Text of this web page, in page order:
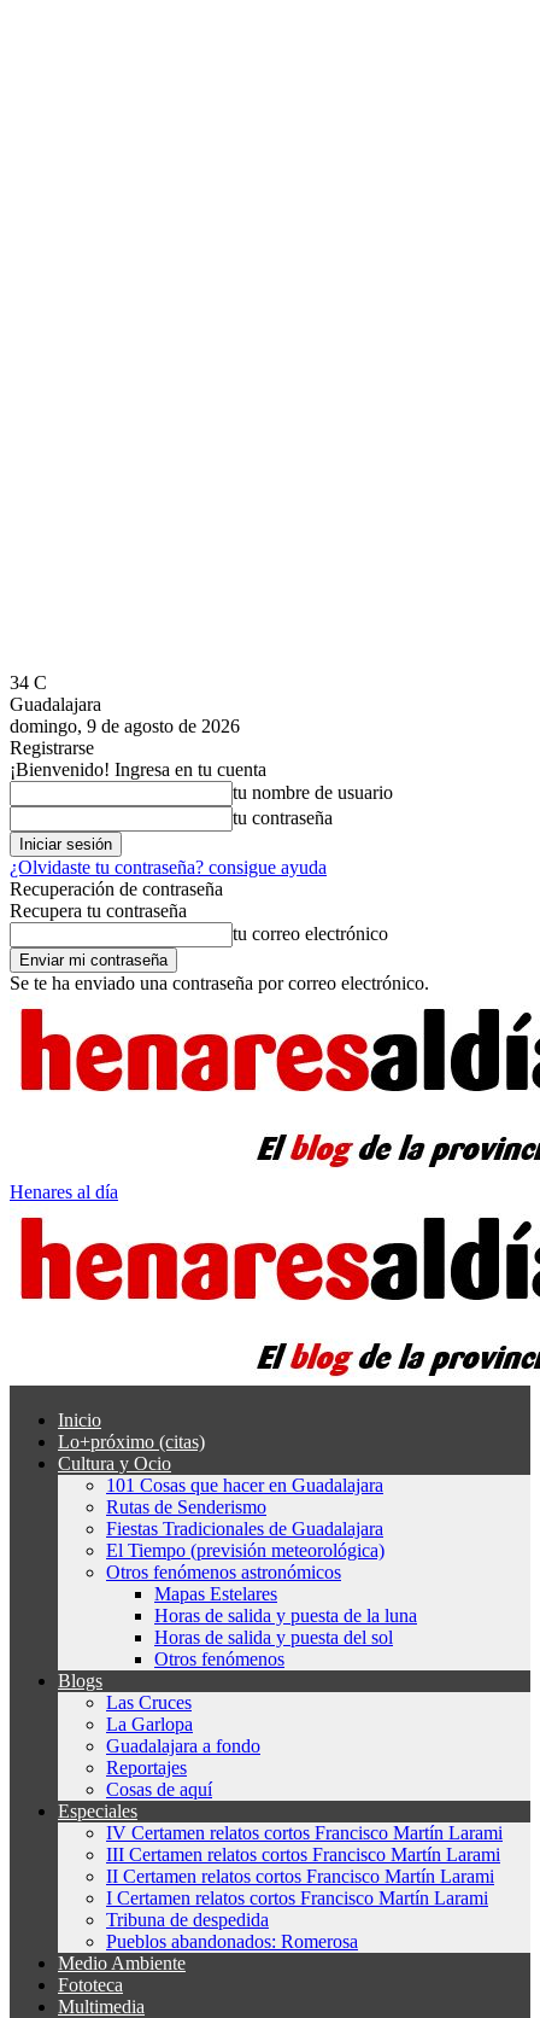
34 C
Guadalajara
domingo, 9 de agosto de 2026
Registrarse
¡Bienvenido! Ingresa en tu cuenta
tu nombre de usuario
tu contraseña
¿Olvidaste tu contraseña? consigue ayuda
Recuperación de contraseña
Recupera tu contraseña
tu correo electrónico
Se te ha enviado una contraseña por correo electrónico.
Henares al día
Inicio
Lo+próximo (citas)
Cultura y Ocio
101 Cosas que hacer en Guadalajara
Rutas de Senderismo
Fiestas Tradicionales de Guadalajara
El Tiempo (previsión meteorológica)
Otros fenómenos astronómicos
Mapas Estelares
Horas de salida y puesta de la luna
Horas de salida y puesta del sol
Otros fenómenos
Blogs
Las Cruces
La Garlopa
Guadalajara a fondo
Reportajes
Cosas de aquí
Especiales
IV Certamen relatos cortos Francisco Martín Larami
III Certamen relatos cortos Francisco Martín Larami
II Certamen relatos cortos Francisco Martín Larami
I Certamen relatos cortos Francisco Martín Larami
Tribuna de despedida
Pueblos abandonados: Romerosa
Medio Ambiente
Fototeca
Multimedia